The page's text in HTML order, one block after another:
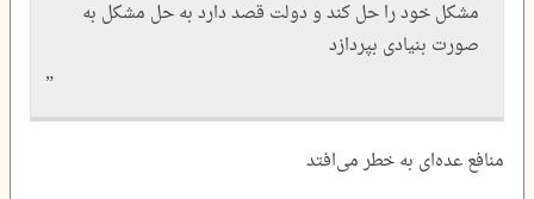
مشکل خود را حل کند و دولت قصد دارد به حل مشکل به
صورت بنیادی بپردازد
منافع عده‌ای به خطر می‌افتد